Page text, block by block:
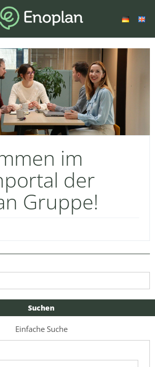
im
der
Gruppe!
Suchen
Einfache Suche